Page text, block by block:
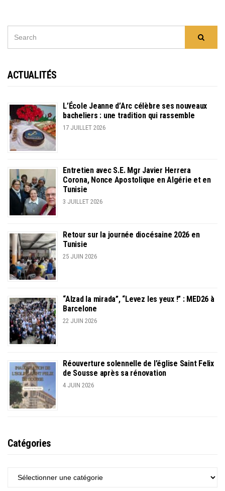
ACTUALITÉS
L’École Jeanne d’Arc célèbre ses nouveaux
bacheliers : une tradition qui rassemble
17 JUILLET 2026
Entretien avec S.E. Mgr Javier Herrera
Corona, Nonce Apostolique en Algérie et en
Tunisie
3 JUILLET 2026
Retour sur la journée diocésaine 2026 en
Tunisie
25 JUIN 2026
“Alzad la mirada”, “Levez les yeux !” : MED26 à
Barcelone
22 JUIN 2026
Réouverture solennelle de l’église Saint Felix
de Sousse après sa rénovation
4 JUIN 2026
Catégories
CATÉGORIES